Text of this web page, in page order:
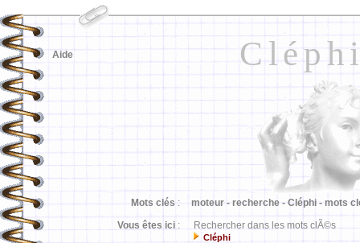
Aide
Mots clés : moteur - recherche - Cléphi - mots
Vous êtes ici : Rechercher dans les mots clÃ©s
Cléphi